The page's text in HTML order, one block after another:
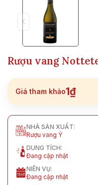
Rượu vang
Giá tham khảo1₫
NHÀ SẢN XUẤT:
Rượu vang Ý
DUNG TÍCH:
Đang cập nhật
NIÊN VỤ:
Đang cập nhật